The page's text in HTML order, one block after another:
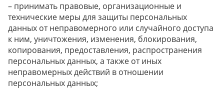
– принимать правовые, организационные и
технические меры для защиты персональных
данных от неправомерного или случайного доступа
к ним, уничтожения, изменения, блокирования,
копирования, предоставления, распространения
персональных данных, а также от иных
неправомерных действий в отношении
персональных данных;